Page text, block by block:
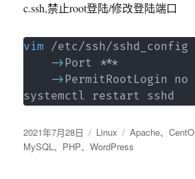
c.ssh,禁止root登陆/修改登陆端口
vim /etc/ssh/sshd_config
	-
> Port ***
	-
> PermitRootLogin no
systemctl restart sshd
发
布
2021年7月28日
分
类
Linux
标
签
Apache、
MySQL、 PHP、WordPress